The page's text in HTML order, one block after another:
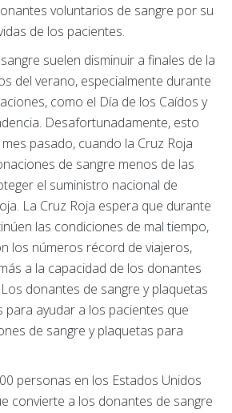
voluntarios de sangre por su
de los pacientes.
suelen disminuir a finales de la
del verano, especialmente durante
como el Día de los Caídos y
Desafortunadamente, esto
pasado, cuando la Cruz Roja
de sangre menos de las
el suministro nacional de
La Cruz Roja espera que durante
las condiciones de mal tiempo,
los números récord de viajeros,
a la capacidad de los donantes
donantes de sangre y plaquetas
para ayudar a los pacientes que
de sangre y plaquetas para
personas en los Estados Unidos
convierte a los donantes de sangre